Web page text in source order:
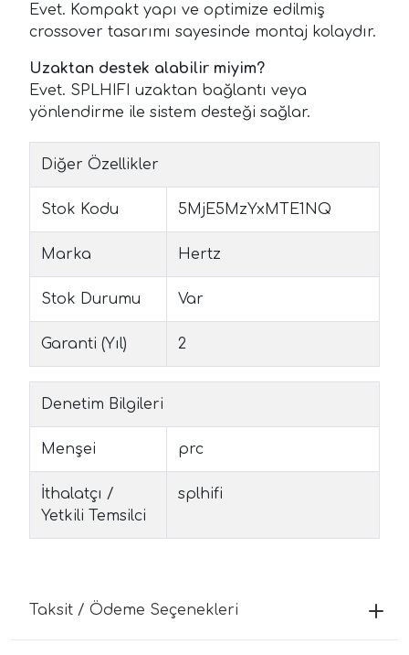
Evet. Kompakt yapı ve optimize edilmiş
crossover tasarımı sayesinde montaj kolaydır.
Uzaktan destek alabilir miyim?
Evet. SPLHIFI uzaktan bağlantı veya
yönlendirme ile sistem desteği sağlar.
Diğer Özellikler
Stok Kodu 5MjE5MzYxMTE1NQ
Marka Hertz
Stok Durumu Var
Garanti (Yıl) 2
Denetim Bilgileri
Menşei prc
İthalatçı /
Yetkili Temsilci
splhifi
Taksit / Ödeme Seçenekleri